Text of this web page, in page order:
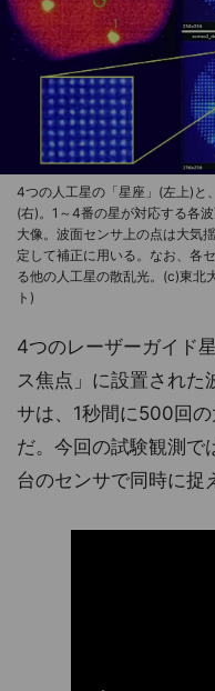
4つの人工星の「星座」(左上)と
(右)。1～4番の星が対応する各
大像。波面センサ上の点は大気
定して補正に用いる。なお、各
る他の人工星の散乱光。(c)東北
ト)
4つのレーザーガイド
ス焦点」に設置された
サは、1秒間に500回
だ。今回の試験観測で
台のセンサで同時に捉